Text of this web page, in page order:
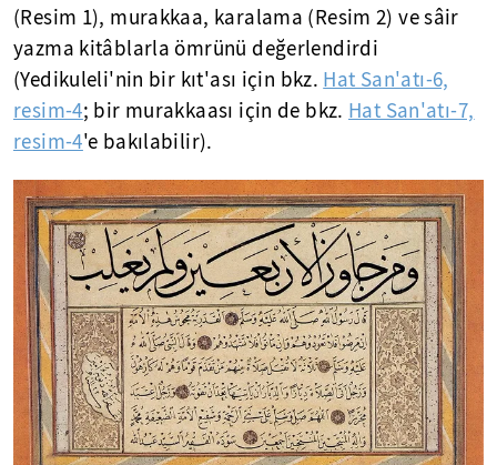
(Resim 1), murakkaa, karalama (Resim 2) ve sâir
yazma kitâblarla ömrünü değerlendirdi
(Yedikuleli'nin bir kıt'ası için bkz. Hat San'atı-6,
resim-4; bir murakkaası için de bkz. Hat San'atı-7,
resim-4'e bakılabilir).